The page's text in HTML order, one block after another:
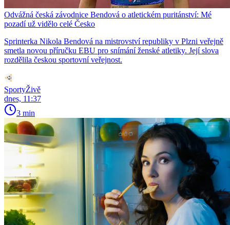
Odvážná česká závodnice Bendová o atletickém puritánství: Mé
pozadí už vidělo celé Česko
Sprinterka Nikola Bendová na mistrovství republiky v Plzni veřejně
smetla novou příručku EBU pro snímání ženské atletiky. Její slova
rozdělila českou sportovní veřejnost.
SportyŽivě
dnes, 11:37
3 min